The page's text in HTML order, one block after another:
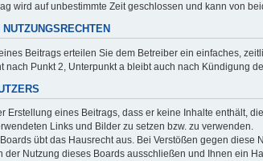
wird auf unbestimmte Zeit geschlossen und kann von
Beitrags erteilen Sie dem Betreiber ein einfaches,
nach Punkt 2, Unterpunkt a bleibt auch nach Kündigung
Erstellung eines Beitrags, dass er keine Inhalte enthält,
Links und Bilder zu setzen bzw. zu verwenden.
übt das Hausrecht aus. Bei Verstößen gegen
der Nutzung dieses Boards ausschließen und Ihnen ein